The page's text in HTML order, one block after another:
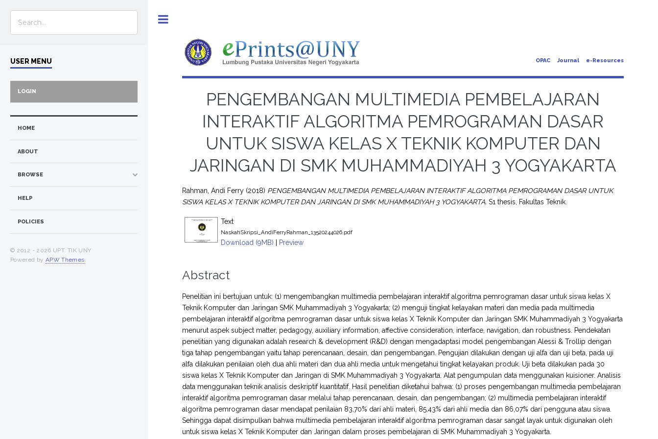
OPAC Journal e-Resources
PENGEMBANGAN MULTIMEDIA PEMBELAJARAN
INTERAKTIF ALGORITMA PEMROGRAMAN DASAR
UNTUK SISWA KELAS X TEKNIK KOMPUTER DAN
JARINGAN DI SMK MUHAMMADIYAH 3 YOGYAKARTA
Rahman, Andi Ferry (2018) PENGEMBANGAN MULTIMEDIA PEMBELAJARAN INTERAKTIF ALGORITMA PEMROGRAMAN DASAR UNTUK
SISWA KELAS X TEKNIK KOMPUTER DAN JARINGAN DI SMK MUHAMMADIYAH 3 YOGYAKARTA. S1 thesis, Fakultas Teknik.
Text
NaskahSkripsi_AndiFerryRahman_13520244026.pdf
Download (9MB) | Preview
Abstract
Penelitian ini bertujuan untuk: (1) mengembangkan multimedia pembelajaran interaktif algoritma pemrograman dasar untuk siswa kelas X
Teknik Komputer dan Jaringan SMK Muhammadiyah 3 Yogyakarta; (2) menguji tingkat kelayakan materi dan media pada multimedia
pembelajaran interaktif algoritma pemrograman dasar untuk siswa kelas X Teknik Komputer dan Jaringan SMK Muhammadiyah 3 Yogyakarta
menurut aspek subject matter, pedagogy, auxiliary information, affective consideration, interface, navigation, dan robustness. Pendekatan
penelitian yang digunakan adalah research & development (R&D) dengan mengadaptasi model pengembangan Alessi & Trollip dengan
tiga tahap pengembangan yaitu tahap perencanaan, desain, dan pengembangan. Pengujian dilakukan dengan uji alfa dan uji beta, pada uji
alfa dilakukan penilaian oleh dua ahli materi dan dua ahli media untuk mengetahui tingkat kelayakan produk. Uji beta dilakukan pada 30
siswa kelas X Teknik Komputer dan Jaringan di SMK Muhammadiyah 3 Yogyakarta. Alat pengumpulan data menggunakan kuisioner. Analisis
data menggunakan teknik analisis deskriptif kuantitatif. Hasil penelitian diketahui bahwa: (1) proses pengembangan multimedia pembelajaran
interaktif algoritma pemrograman dasar melalui tahap perencanaan, desain, dan pengembangan; (2) multimedia pembelajaran interaktif
algoritma pemrograman dasar mendapat penilaian 83,70% dari ahli materi, 85,43% dari ahli media dan 86,07% dari pengguna atau siswa.
Sehingga dapat disimpulkan bahwa multimedia pembelajaran interaktif algoritma pemrograman dasar sangat layak untuk digunakan oleh
untuk siswa kelas X Teknik Komputer dan Jaringan dalam proses pembelajaran di SMK Muhammadiyah 3 Yogyakarta.
USER MENU
LOGIN
HOME
ABOUT
BROWSE
HELP
POLICIES
© 2012 - 2026 UPT. TIK UNY
Powered by APW Themes